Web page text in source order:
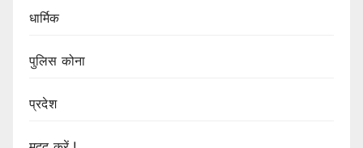
धार्मिक
पुलिस कोना
प्रदेश